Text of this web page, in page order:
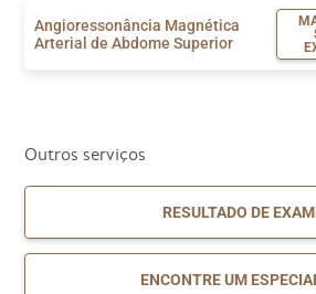
Angioressonância Magnética
Arterial de Abdome Superior
Outros serviços
RESULTADO DE
ENCONTRE UM